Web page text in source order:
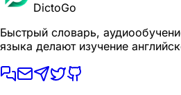
DictoGo
Быстрый словарь,
языка делают изучение